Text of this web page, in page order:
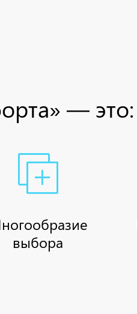
— это:
выбора